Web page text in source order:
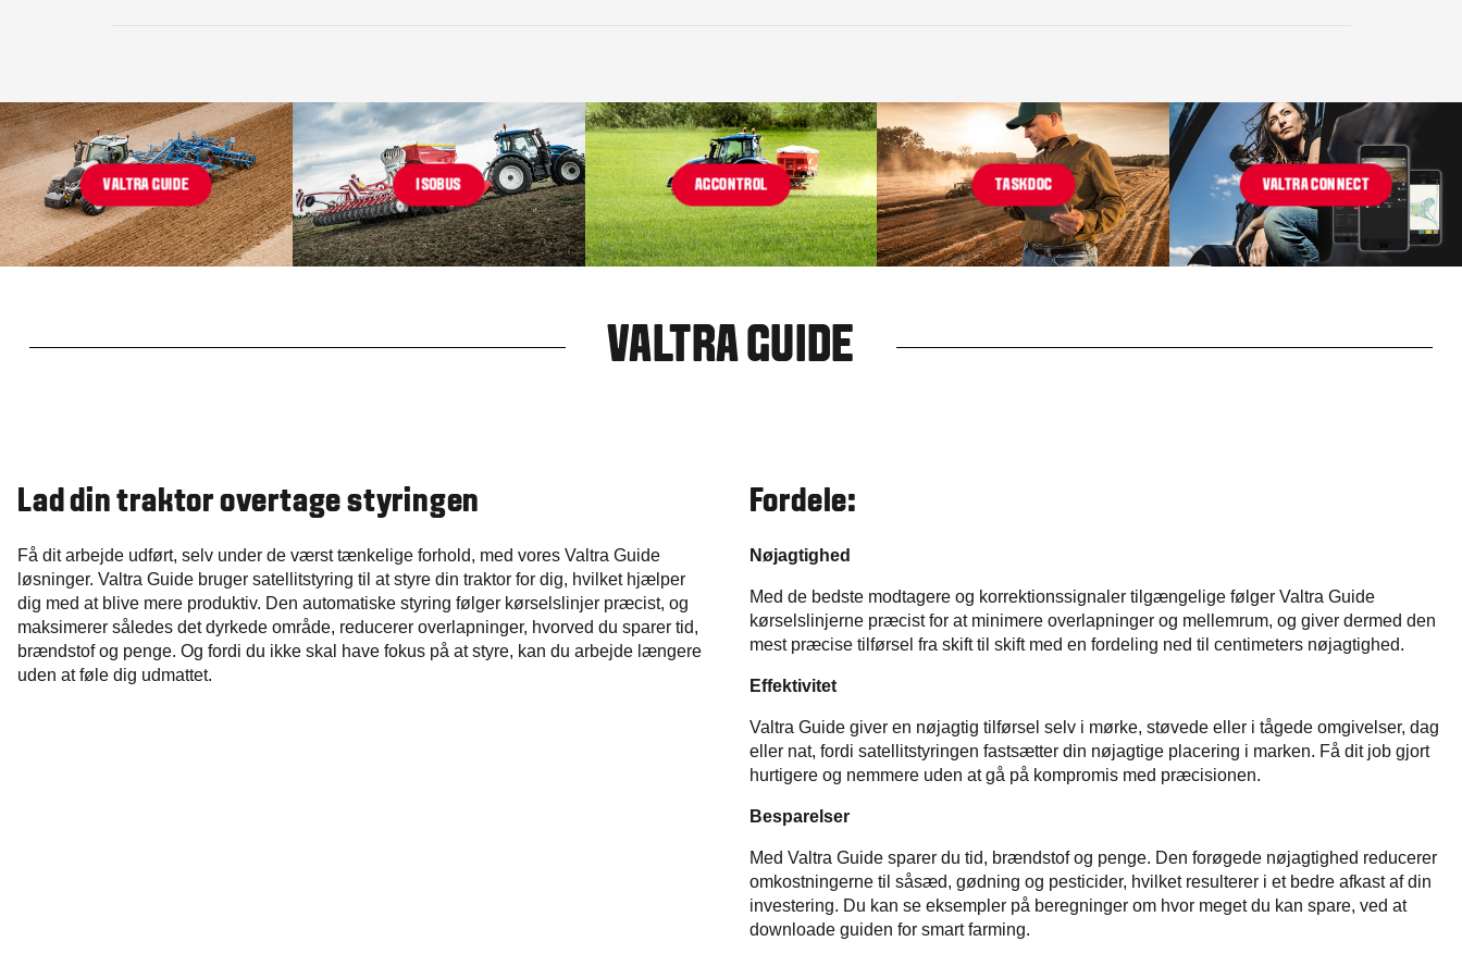
VALTRA GUIDE ISOBUS AGCONTROL TASKDOC VALTRA CONNECT
VALTRA GUIDE
Lad din traktor overtage styringen
Få dit arbejde udført, selv under de værst tænkelige forhold, med vores Valtra Guide
løsninger. Valtra Guide bruger satellitstyring til at styre din traktor for dig, hvilket hjælper
dig med at blive mere produktiv. Den automatiske styring følger kørselslinjer præcist, og
maksimerer således det dyrkede område, reducerer overlapninger, hvorved du sparer tid,
brændstof og penge. Og fordi du ikke skal have fokus på at styre, kan du arbejde længere
uden at føle dig udmattet.
Fordele:
Nøjagtighed
Med de bedste modtagere og korrektionssignaler tilgængelige følger Valtra Guide
kørselslinjerne præcist for at minimere overlapninger og mellemrum, og giver dermed den
mest præcise tilførsel fra skift til skift med en fordeling ned til centimeters nøjagtighed.
Effektivitet
Valtra Guide giver en nøjagtig tilførsel selv i mørke, støvede eller i tågede omgivelser, dag
eller nat, fordi satellitstyringen fastsætter din nøjagtige placering i marken. Få dit job gjort
hurtigere og nemmere uden at gå på kompromis med præcisionen.
Besparelser
Med Valtra Guide sparer du tid, brændstof og penge. Den forøgede nøjagtighed reducerer
omkostningerne til såsæd, gødning og pesticider, hvilket resulterer i et bedre afkast af din
investering. Du kan se eksempler på beregninger om hvor meget du kan spare, ved at
downloade guiden for smart farming.